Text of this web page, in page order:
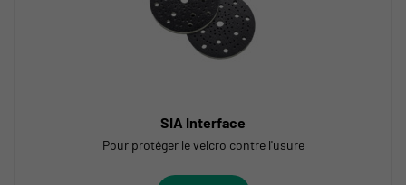
SIA Interface
Pour protéger le velcro contre l'usure